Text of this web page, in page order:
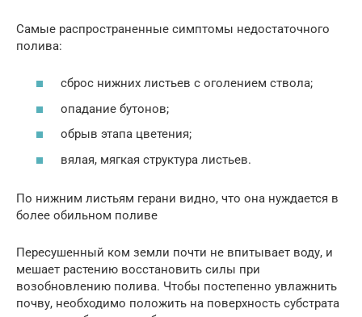
Самые распространенные симптомы недостаточного
полива:
сброс нижних листьев с оголением ствола;
опадание бутонов;
обрыв этапа цветения;
вялая, мягкая структура листьев.
По нижним листьям герани видно, что она нуждается в
более обильном поливе
Пересушенный ком земли почти не впитывает воду, и
мешает растению восстановить силы при
возобновлению полива. Чтобы постепенно увлажнить
почву, необходимо положить на поверхность субстрата